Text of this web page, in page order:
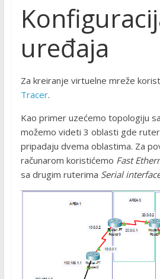
uređaja
Za kreiranje virtuelne mreže
Tracer.
Kao primer uzećemo topologiju
možemo videti 3 oblasti gde
pripadaju dvema oblastima. Za
računarom koristićemo Fast
sa drugim ruterima Serial